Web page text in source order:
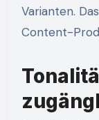
Varianten.
Content-